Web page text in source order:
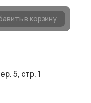
в корзину
5, стр. 1